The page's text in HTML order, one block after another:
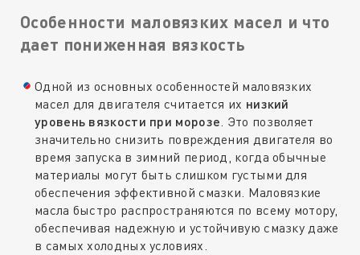
Особенности маловязких масел и что
дает пониженная вязкость
Одной из основных особенностей маловязких
масел для двигателя считается их низкий
уровень вязкости при морозе. Это позволяет
значительно снизить повреждения двигателя во
время запуска в зимний период, когда обычные
материалы могут быть слишком густыми для
обеспечения эффективной смазки. Маловязкие
масла быстро распространяются по всему мотору,
обеспечивая надежную и устойчивую смазку даже
в самых холодных условиях.